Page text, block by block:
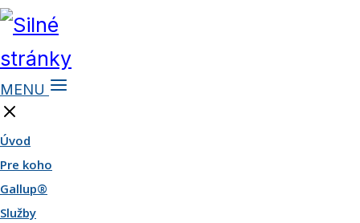
MENU
Úvod
Pre koho
Gallup®
Služby